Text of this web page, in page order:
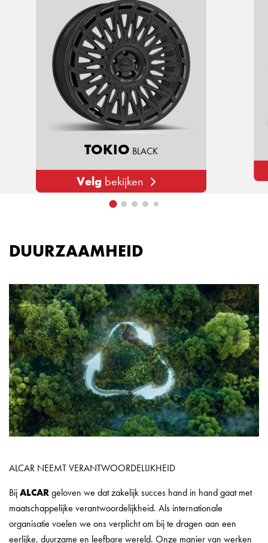
TOKIO BLACK
Velgbekijken
DUURZAAMHEID
ALCAR NEEMT VERANTWOORDELIJKHEID
BijALCARgeloven we dat zakelijk succes hand in hand gaat met
maatschappelijke verantwoordelijkheid. Als internationale
organisatie voelen we ons verplicht om bij te dragen aan een
eerlijke, duurzame en leefbare wereld. Onze manier van werken